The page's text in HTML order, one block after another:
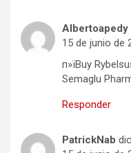
Albertoapedy
15 de junio de
п»їBuy
Semaglu
Responder
PatrickNab